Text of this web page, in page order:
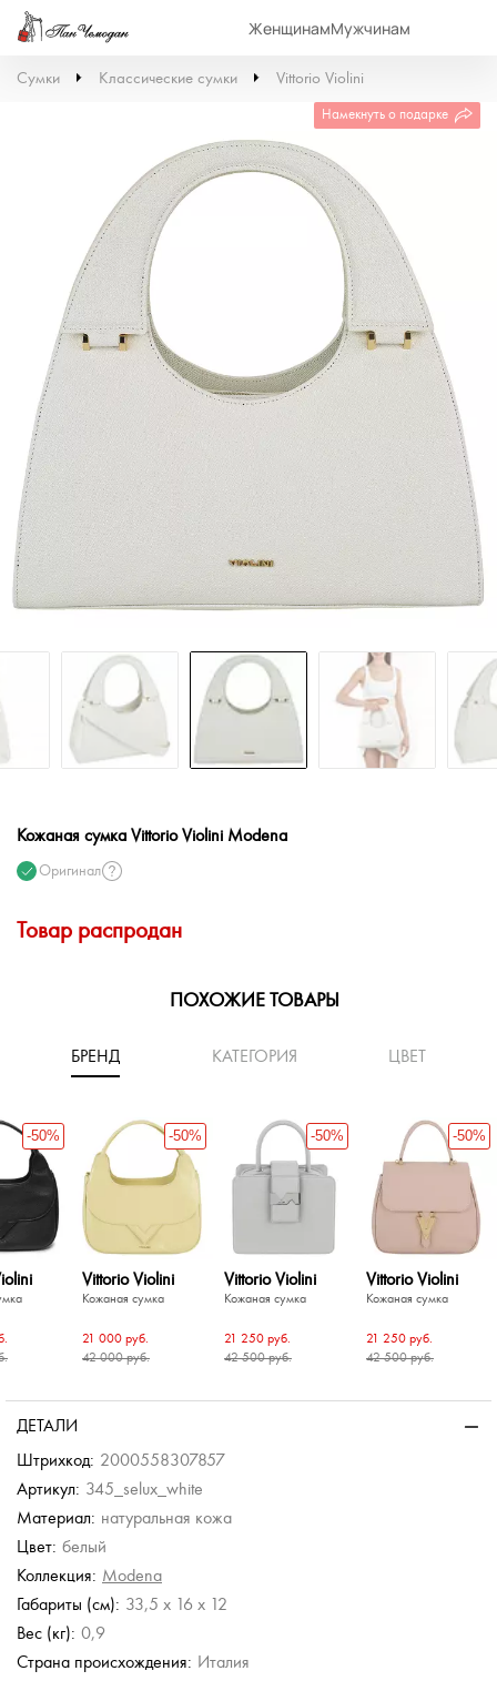
ЖенщинамМужчинам
Сумки Классические сумки Vittorio Violini
Намекнуть о подарке
Кожаная сумка Vittorio Violini Modena
Оригинал
Товар распродан
ПОХОЖИЕ ТОВАРЫ
БРЕНД КАТЕГОРИЯ ЦВЕТ
-50% -50%
Vittorio Violini
Кожаная сумка
21 000 руб.
42 000 руб.
-50%
Vittorio Violini
Кожаная сумка
21 250 руб.
42 500 руб.
-50%
Vittorio Violini
Кожаная сумка
21 250 руб.
42 500 руб.
Кожаная сумка
6 590 руб.
13 180 руб.
21 000 руб.
42 000 руб.
Клатч
23 500 руб.
11 940 руб.
19 900 руб.
ДЕТАЛИ
Штрихкод: 2000558307857
Артикул: 345_selux_white
Материал: натуральная кожа
Цвет: белый
Коллекция: Modena
Габариты (см): 33,5 x 16 x 12
Вес (кг): 0,9
Страна происхождения: Италия